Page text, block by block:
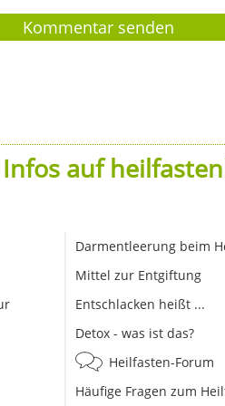
auf
Darmentleerung beim
Mittel zur Entgiftung
Entschlacken heißt ...
Detox - was ist das?
Heilfasten-Forum
Häufige Fragen zum